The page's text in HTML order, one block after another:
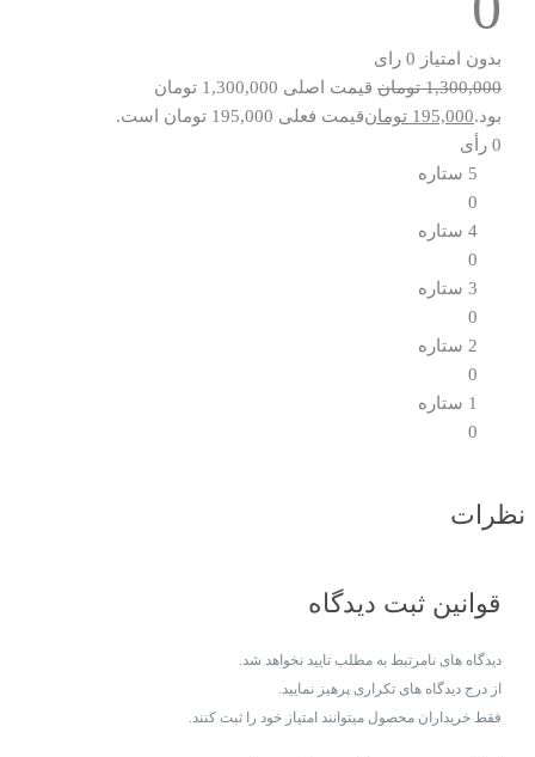
بدون امتیاز 0 رای
1,300,000 تومان
قیمت اصلی 1,300,000 تومان
بود.195,000 تومانقیمت فعلی 195,000 تومان است.
0 رأی
5 ستاره
0
4 ستاره
0
3 ستاره
0
2 ستاره
0
1 ستاره
0
نظرات
قوانین ثبت دیدگاه
دیدگاه های نامرتبط به مطلب تایید نخواهد شد.
از درج دیدگاه های تکراری پرهیز نمایید.
فقط خریداران محصول میتوانند امتیاز خود را ثبت کنند.